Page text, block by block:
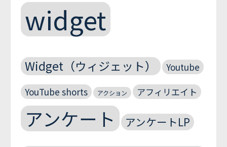
widget
Widget（ウィジェット）
Youtube
YouTube shorts
アクション アフィリエイト
アンケート アンケートLP